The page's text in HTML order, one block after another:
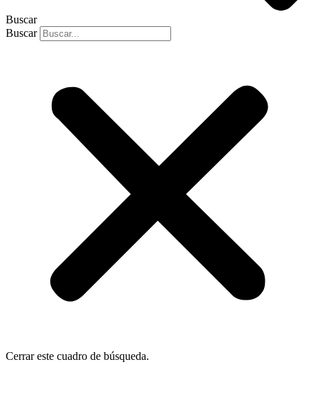
Buscar
Buscar
Cerrar este cuadro de búsqueda.